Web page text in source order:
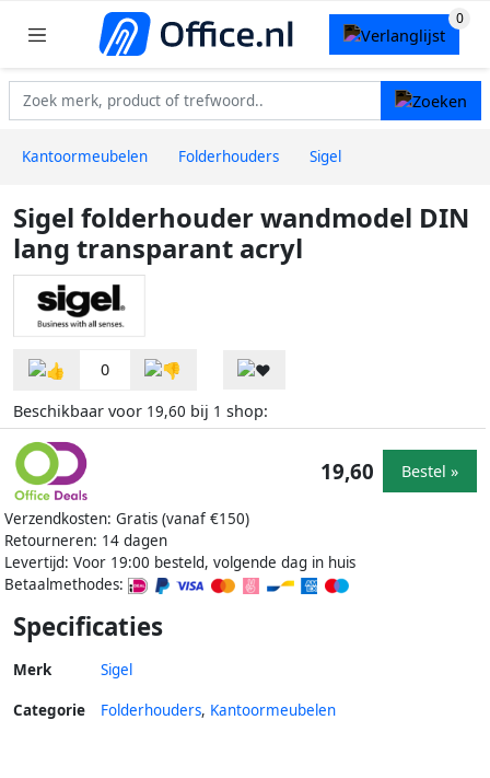
Kantoormeubelen Folderhouders Sigel
Sigel folderhouder wandmodel DIN
lang transparant acryl
0
Beschikbaar voor 19,60 bij 1 shop:
Verzendkosten: Gratis (vanaf €150)
Retourneren: 14 dagen
Levertijd: Voor 19:00 besteld, volgende dag in huis
Betaalmethodes:
19,60 Bestel »
Specificaties
Merk Sigel
Categorie Folderhouders, Kantoormeubelen